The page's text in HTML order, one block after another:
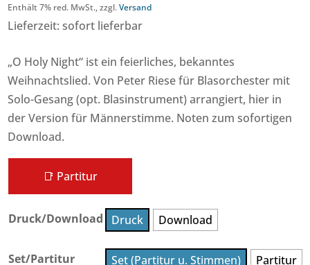
Enthält 7% red. MwSt., zzgl.Versand
Lieferzeit: sofort lieferbar
„O Holy Night“ ist ein feierliches, bekanntes
Weihnachtslied. Von Peter Riese für Blasorchester mit
Solo-Gesang (opt. Blasinstrument) arrangiert, hier in
der Version für Männerstimme. Noten zum sofortigen
Download.
📑 Partitur
Druck/Download Druck Download
Set/Partitur Set (Partitur u. Stimmen) Partitur